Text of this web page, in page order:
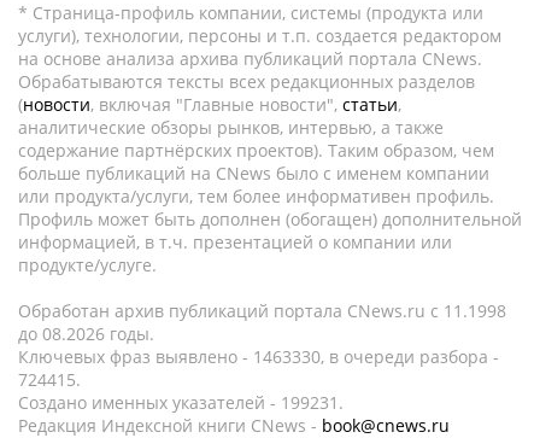
* Страница-профиль компании, системы (продукта или
услуги), технологии, персоны и т.п. создается редактором
на основе анализа архива публикаций портала CNews.
Обрабатываются тексты всех редакционных разделов
(новости, включая "Главные новости", статьи,
аналитические обзоры рынков, интервью, а также
содержание партнёрских проектов). Таким образом, чем
больше публикаций на CNews было с именем компании
или продукта/услуги, тем более информативен профиль.
Профиль может быть дополнен (обогащен) дополнительной
информацией, в т.ч. презентацией о компании или
продукте/услуге.
Обработан архив публикаций портала CNews.ru c 11.1998
до 08.2026 годы.
Ключевых фраз выявлено - 1463330, в очереди разбора -
724415.
Создано именных указателей - 199231.
Редакция Индексной книги CNews - book@cnews.ru